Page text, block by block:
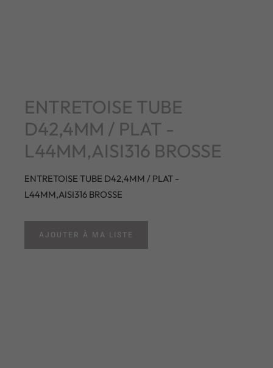
ENTRETOISE TUBE
D42,4MM / PLAT -
L44MM,AISI316 BROSSE
ENTRETOISE TUBE D42,4MM / PLAT -
L44MM,AISI316 BROSSE
AJOUTER À MA LISTE